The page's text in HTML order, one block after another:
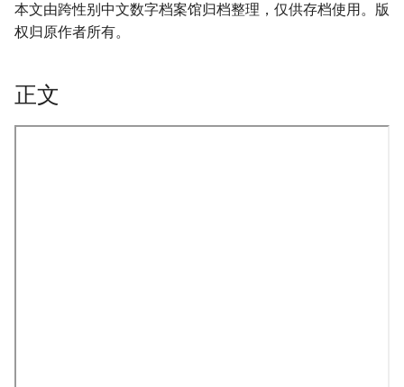
本文由跨性别中文数字档案馆归档整理，仅供存档使用。版
权归原作者所有。
正文